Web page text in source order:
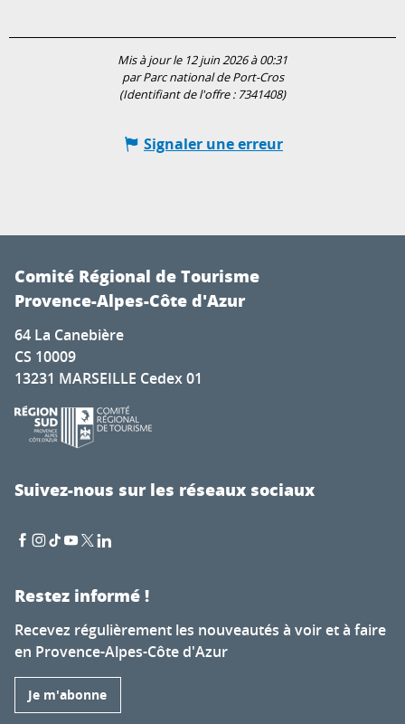
Mis à jour le 12 juin 2026 à 00:31
par Parc national de Port-Cros
(Identifiant de l'offre : 7341408)
Signaler une erreur
Comité Régional de Tourisme
Provence-Alpes-Côte d'Azur
64 La Canebière
CS 10009
13231 MARSEILLE Cedex 01
Suivez-nous sur les réseaux sociaux
Restez informé !
Recevez régulièrement les nouveautés à voir et à faire
en Provence-Alpes-Côte d'Azur
Je m'abonne